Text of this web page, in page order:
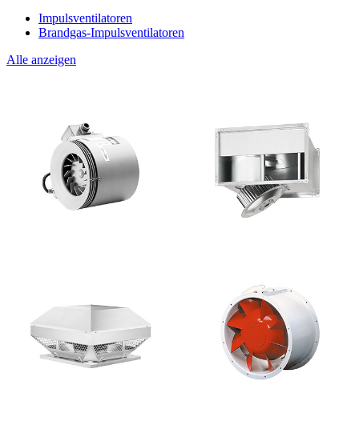
Impulsventilatoren
Brandgas-Impulsventilatoren
Alle anzeigen